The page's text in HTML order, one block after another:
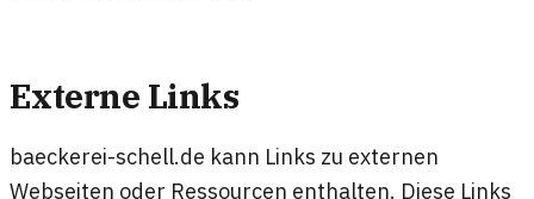
Externe Links
baeckerei-schell.de kann Links zu externen
Webseiten oder Ressourcen enthalten. Diese Links